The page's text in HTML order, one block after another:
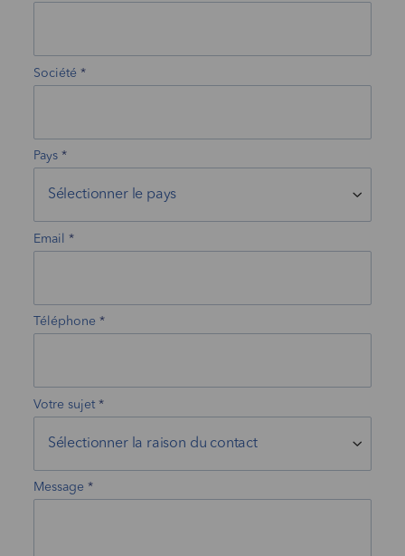
Société
Pays
Email
Téléphone
Votre sujet
Message